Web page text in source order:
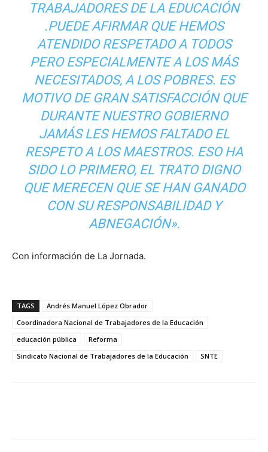
TRABAJADORES DE LA EDUCACIÓN
.PUEDE AFIRMAR QUE HEMOS
ATENDIDO RESPETADO A TODOS
PERO ESPECIALMENTE A LOS MÁS
NECESITADOS, A LOS POBRES. ES
MOTIVO DE GRAN SATISFACCIÓN QUE
DURANTE NUESTRO GOBIERNO
JAMÁS LES HEMOS FALTADO EL
RESPETO A LOS MAESTROS. ESO HA
SIDO LO PRIMERO, EL TRATO DIGNO
QUE MERECEN QUE SE HAN GANADO
CON SU RESPONSABILIDAD Y
ABNEGACIÓN».
Con información de La Jornada.
TAGS
Andrés Manuel López Obrador
Coordinadora Nacional de Trabajadores de la Educación
educación pública
Reforma
Sindicato Nacional de Trabajadores de la Educación
SNTE